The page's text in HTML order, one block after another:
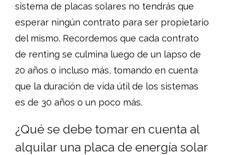
sistema de placas solares no tendrás que
esperar ningún contrato para ser propietario
del mismo. Recordemos que cada contrato
de renting se culmina luego de un lapso de
20 años o incluso más, tomando en cuenta
que la duración de vida útil de los sistemas
es de 30 años o un poco más.
¿Qué se debe tomar en cuenta al
alquilar una placa de energía solar